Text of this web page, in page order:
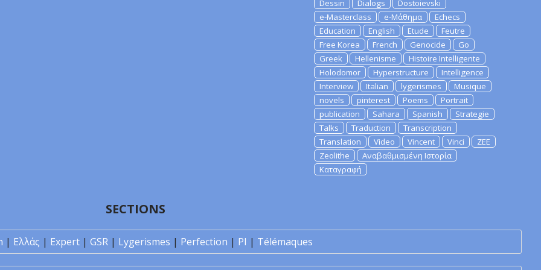
Dessin
Dialogs
Dostoievski
e-Masterclass
e-Μάθημα
Echecs
Education
English Etude
Feutre
Free Korea
French Genocide
Go
Greek
Hellenisme
Histoire Intelligente
Holodomor
Hyperstructure
Intelligence
Interview
Italian lygerismes
Musique
novels
pinterest Poems
Portrait
publication
Sahara Spanish
Strategie
Talks
Traduction
Transcription
Translation
Video Vincent Vinci
ZEE
Zeolithe
Αναβαθμισμένη Ιστορία
Καταγραφή
SECTIONS
| Ελλάς | Expert | GSR | Lygerismes | Perfection | PI | Télémaques